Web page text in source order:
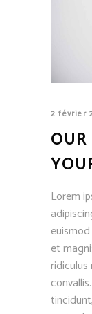
2 février
Lorem
et
ridiculus